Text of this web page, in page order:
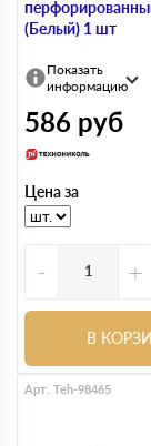
(Белый) 1 шт
Показать
информацию
586 руб
Цена за
- +
В
Арт. Teh-98465